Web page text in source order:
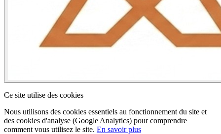
Ce site utilise des cookies
Nous utilisons des cookies essentiels au fonctionnement du site et
des cookies d'analyse (Google Analytics) pour comprendre
comment vous utilisez le site. En savoir plus